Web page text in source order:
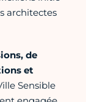
architectes
de
et
Sensible